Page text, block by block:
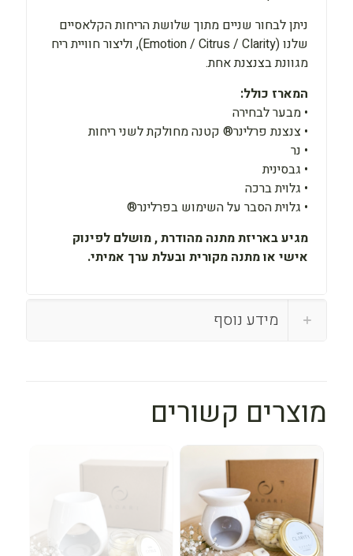
ניתן לבחור שניים מתוך שלושת הריחות הקלאסיים
שלנו (Emotion / Citrus / Clarity), וליצור חוויית ריח
מגוונת בצנצנת אחת.
המארז כולל:
• מבער לבחירה
• צנצנת פרלינר® קטנה מחולקת לשני ריחות
• נר
• גבסינית
• גלוית ברכה
• גלוית הסבר על השימוש בפרלינר®
מגיע באריזת מתנה מהודרת , מושלם לפינוק
אישי או מתנה מקורית ובעלת ערך אמיתי.
מידע נוסף
מוצרים קשורים